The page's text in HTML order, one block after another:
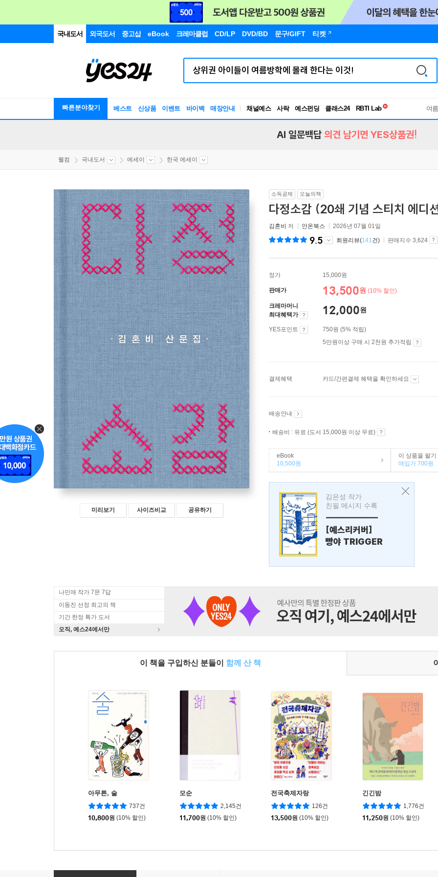
국내도서 외국도서 중고샵 eBook 크레마클럽 CD/LP DVD/BD 문구/GIFT 티켓
빠른분야찾기 베스트 신상품 이벤트 바이백 매장안내 채널예스 사락 예스펀딩 클래스24
RBTI Lab
독서유형검사
여
AI 일문백답 의견 남기면 YES상품권!
웰컴 국내도서 에세이 한국 에세이
미리보기 사이즈비교 공유하기
소득공제 오늘의책
다정소감 (20쇄 기념 스티치 에디
김혼비 저 안온북스 2026년 07월 01일
9.5 회원리뷰(141건) 판매지수 3,624
정가 15,000원
판매가 13,500원 (10% 할인)
크레마머니
최대혜택가
12,000원
YES포인트
750원 (5% 적립)
5만원이상 구매 시 2천원 추가적립
결제혜택 카드/간편결제 혜택을 확인하세요
배송안내
배송비 : 유료 (도서 15,000원 이상 무료)
eBook
10,500원
이 상품을 팔기
매입가 700원
김은성 작가
친필 메시지 수록
---------------
[예스리커버]
빵야 TRIGGER
나민애 작가 7문 7답
이동진 선정 최고의 책
기간 한정 특가 도서
오직, 예스24에서만
이 책을 구입하신 분들이 함께 산 책
아무튼, 술
737건
10,800원 (10% 할인)
모순
2,145건
11,700원 (10% 할인)
전국축제자랑
126건
13,500원 (10% 할인)
긴긴밤
1,776건
11,250원 (10% 할인)